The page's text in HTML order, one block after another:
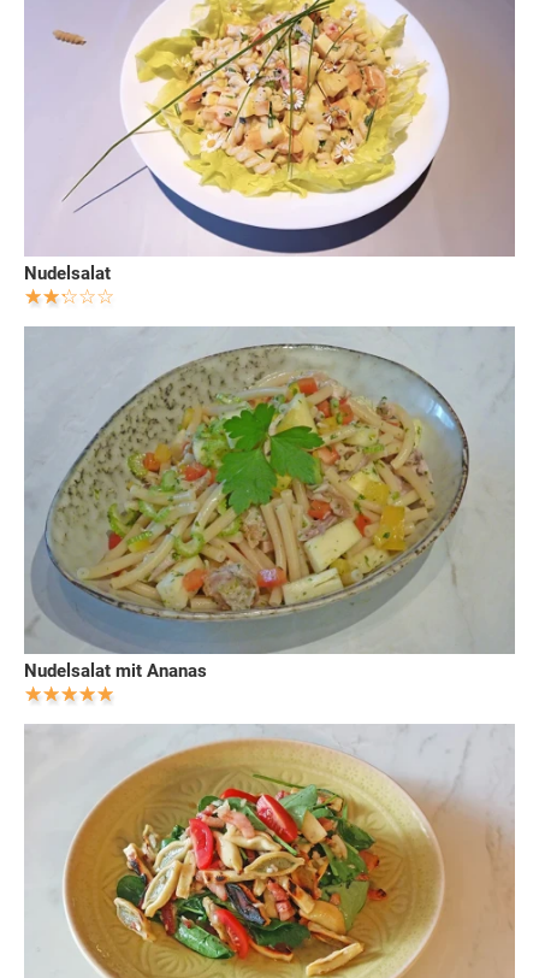
Nudelsalat
Nudelsalat mit Ananas